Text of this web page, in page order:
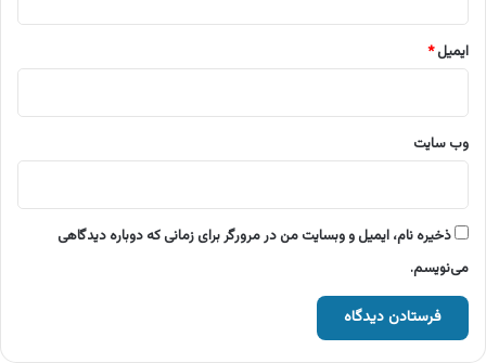
ایمیل*
وب‌ سایت
ذخیره نام، ایمیل و وبسایت من در مرورگر برای زمانی که دوباره دیدگاهی
می‌نویسم.